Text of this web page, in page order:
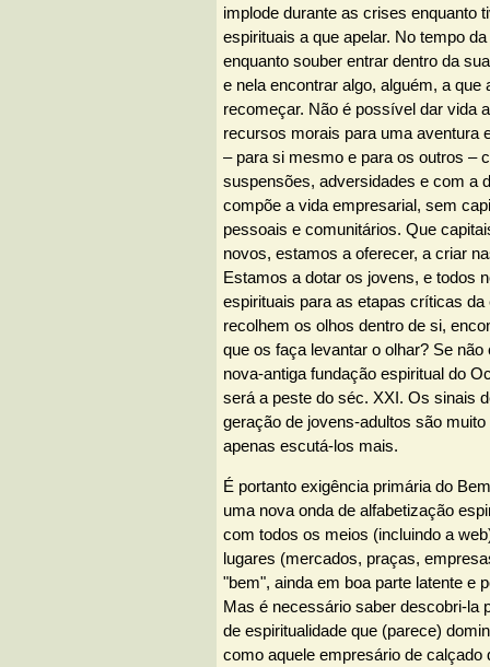
implode durante as crises enquanto
espirituais a que apelar. No tempo
enquanto souber entrar dentro da
e nela encontrar algo, alguém, a que
recomeçar. Não é possível dar vida
recursos morais para uma aventura
– para si mesmo e para os outros –
suspensões, adversidades e com a
compõe a vida empresarial, sem
pessoais e comunitários. Que
novos, estamos a oferecer, a criar
Estamos a dotar os jovens, e todos
espirituais para as etapas críticas
recolhem os olhos dentro de si,
que os faça levantar o olhar? Se
nova-antiga fundação espiritual do
será a peste do séc. XXI. Os sinais
geração de jovens-adultos são
apenas escutá-los mais.
É portanto exigência primária do
uma nova onda de alfabetização
com todos os meios (incluindo a
lugares (mercados, praças,
"bem", ainda em boa parte latente e
Mas é necessário saber descobri-la
de espiritualidade que (parece)
como aquele empresário de calçado